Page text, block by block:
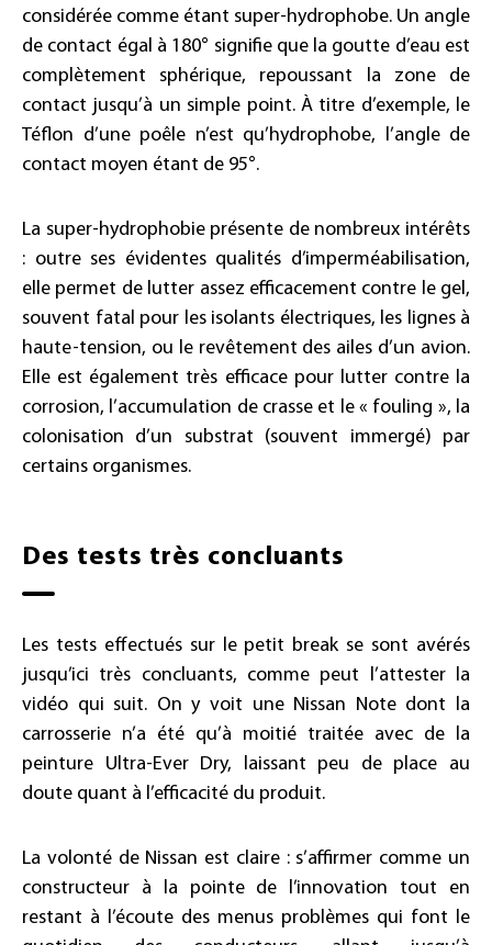
considérée comme étant super-hydrophobe. Un angle
de contact égal à 180° signifie que la goutte d’eau est
complètement sphérique, repoussant la zone de
contact jusqu’à un simple point. À titre d’exemple, le
Téflon d’une poêle n’est qu’hydrophobe, l’angle de
contact moyen étant de 95°.
La super-hydrophobie présente de nombreux intérêts
: outre ses évidentes qualités d’imperméabilisation,
elle permet de lutter assez efficacement contre le gel,
souvent fatal pour les isolants électriques, les lignes à
haute-tension, ou le revêtement des ailes d’un avion.
Elle est également très efficace pour lutter contre la
corrosion, l’accumulation de crasse et le « fouling », la
colonisation d’un substrat (souvent immergé) par
certains organismes.
Des tests très concluants
Les tests effectués sur le petit break se sont avérés
jusqu’ici très concluants, comme peut l’attester la
vidéo qui suit. On y voit une Nissan Note dont la
carrosserie n’a été qu’à moitié traitée avec de la
peinture Ultra-Ever Dry, laissant peu de place au
doute quant à l’efficacité du produit.
La volonté de Nissan est claire : s’affirmer comme un
constructeur à la pointe de l’innovation tout en
restant à l’écoute des menus problèmes qui font le